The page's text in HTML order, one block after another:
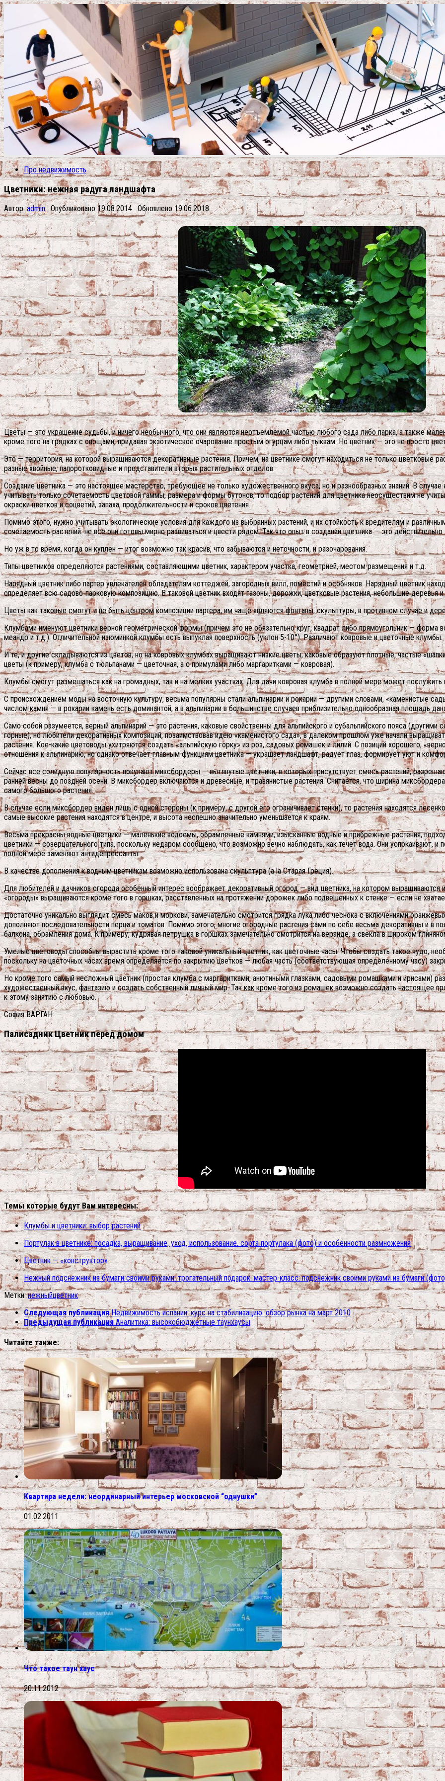
Про недвижимость
Цветники: нежная радуга ландшафта
Автор:admin · Опубликовано19.08.2014· Обновлено19.06.2018
Цветы — это украшение судьбы, и ничего необычного, что они являются неотъемлемой частью любого сада либо парка, а также
кроме того на грядках с овощами, придавая экзотическое очарование простым огурцам либо тыквам. Но цветник — это не просто
Это — территория, на которой выращиваются декоративные растения. Причем, на цветнике смогут находиться не только цветковые
разные хвойные, папоротковидные и представители вторых растительных отделов.
Создание цветника — это настоящее мастерство, требующее не только художественного вкуса, но и разнообразных знаний. В
учитывать только сочетаемость цветовой гаммы, размера и формы бутонов, то подбор растений для цветника неосуществим не
окраски цветков и соцветий, запаха, продолжительности и сроков цветения.
Помимо этого, нужно учитывать экологические условия для каждого из выбранных растений, и их стойкость к вредителям и
сочетаемость растений: не все они готовы мирно развиваться и цвести рядом. Так что опыт в создании цветника — это
Но уж в то время, когда он куплен — итог возможно так красив, что забываются и неточности, и разочарования.
Типы цветников определяются растениями, составляющими цветник, характером участка, геометрией, местом размещения и т.д.
Нарядный цветник либо партер увлекателен обладателям коттеджей, загородных вилл, поместий и особняков. Нарядный цветник
определяет всю садово-парковую композицию. В таковой цветник входят газоны, дорожки, цветковые растения, небольшие деревья
Цветы как таковые смогут и не быть центром композиции партера, им чаще являются фонтаны, скульптуры, в противном случае и
Клумбами именуют цветники верной геометрической формы (причем это не обязательно круг, квадрат либо прямоугольник — форма
меандр и т.д.). Отличительной изюминкой клумбы есть выпуклая поверхность (уклон 5-10°). Различают ковровые и цветочные клумбы.
И те, и другие складываются из цветов, но на ковровых клумбах выращивают низкие цветы, каковые образуют плотные, частые
цветы (к примеру, клумба с тюльпанами — цветочная, а с примулами либо маргаритками — ковровая).
Клумбы смогут размешаться как на громадных, так и на мелких участках. Для дачи ковровая клумба в полной мере может
С происхождением моды на восточную культуру, весьма популярны стали альпинарии и рокарии — другими словами, «каменистые
числом камня — в рокарии камень есть доминантой, а в альпинарии в большинстве случаев приблизительно однообразная площадь
Само собой разумеется, верный альпинарий — это растения, каковые свойственны для альпийского и субальпийского пояса
горные), но любители декоративных композиций, позаимствовав идею «каменистого сада», в далеком прошлом уже начали
растения. Кое-какие цветоводы ухитряются создать «альпийскую горку» из роз, садовых ромашек и лилий. С позиций хорошего,
отношения к альпинарию, но однако отвечает главным функциям цветника — украшает ландшафт, радует глаз, формирует уют и
Сейчас все солидную популярность покупают миксбордеры — вытянутые цветники, в которых присутствует смесь растений,
ранней весны до поздней осени. В миксбордер включаются и древесные, и травянистые растения. Считается, что ширина
самого большого растения.
В случае если миксбордер виден лишь с одной стороны (к примеру, с другой его ограничивает стенки), то растения находятся
самые высокие растения находятся в центре, и высота неспешно значительно уменьшается к краям.
Весьма прекрасны водные цветники — маленькие водоемы, обрамленные камнями, изысканные водные и прибрежные растения,
цветники — созерцательного типа, поскольку недаром сообщено, что возможно вечно наблюдать, как течет вода. Они успокаивают, и
полной мере заменяют антидепрессанты.
В качестве дополнения к водным цветникам возможно использована скульптура (a la Старая Греция).
Для любителей и дачников огорода особенный интерес воображает декоративный огород — вид цветника, на котором выращиваются
«огороды» выращиваются кроме того в горшках, расставленных на протяжении дорожек либо подвешенных к стенке — если не
Достаточно уникально выглядит смесь маков и моркови, замечательно смотрится грядка лука либо чеснока с включениями
дополняют последовательности перца и томатов. Помимо этого, многие огородные растения сами по себе весьма декоративны и в
балкона, обрамления дома. К примеру, кудрявая петрушка в горшках замечательно смотрится на веранде, а свекла в широком
Умелые цветоводы способны вырастить кроме того таковой уникальный цветник, как цветочные часы. Чтобы создать такое чудо,
поскольку на цветочных часах время определяется по закрытию цветков — любая часть (соответствующая определенному часу)
Но кроме того самый несложный цветник (простая клумба с маргаритками, анютиными глазками, садовыми ромашками и ирисами)
художественный вкус, фантазию и создать собственный личный мир. Так как кроме того из ромашек возможно создать настоящее
к этому занятию с любовью.
София ВАРГАН
Палисадник Цветник перед домом
Темы которые будут Вам интересны:
Клумбы и цветники: выбор растений
Портулак в цветнике: посадка, выращивание, уход, использование. сорта портулака (фото) и особенности размножения
Цветник — «конструктор»
Нежный подснежник из бумаги своими руками: трогательный подарок. мастер-класс: подснежник своими руками из бумаги
Метки: нежныйцветник
Следующая публикация Недвижимость испании: курс на стабилизацию. обзор рынка на март 2010
Предыдущая публикация Аналитика: высокобюджетные таунхаусы
Читайте также:
Квартира недели: неординарный интерьер московской “однушки”
01.02.2011
Что такое таун хаус
20.11.2012